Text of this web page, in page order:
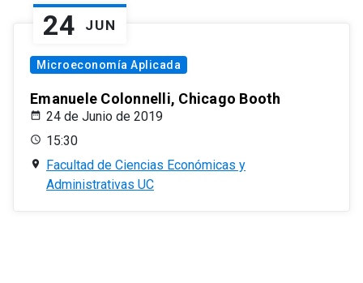
24 JUN
Microeconomía Aplicada
Emanuele Colonnelli, Chicago Booth
24 de Junio de 2019
15:30
Facultad de Ciencias Económicas y
Administrativas UC